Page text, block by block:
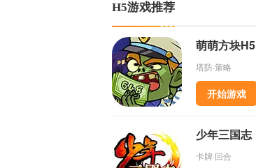
H5游戏推荐
萌萌方块H5
塔防·策略
开始游戏
少年三国志
卡牌·回合